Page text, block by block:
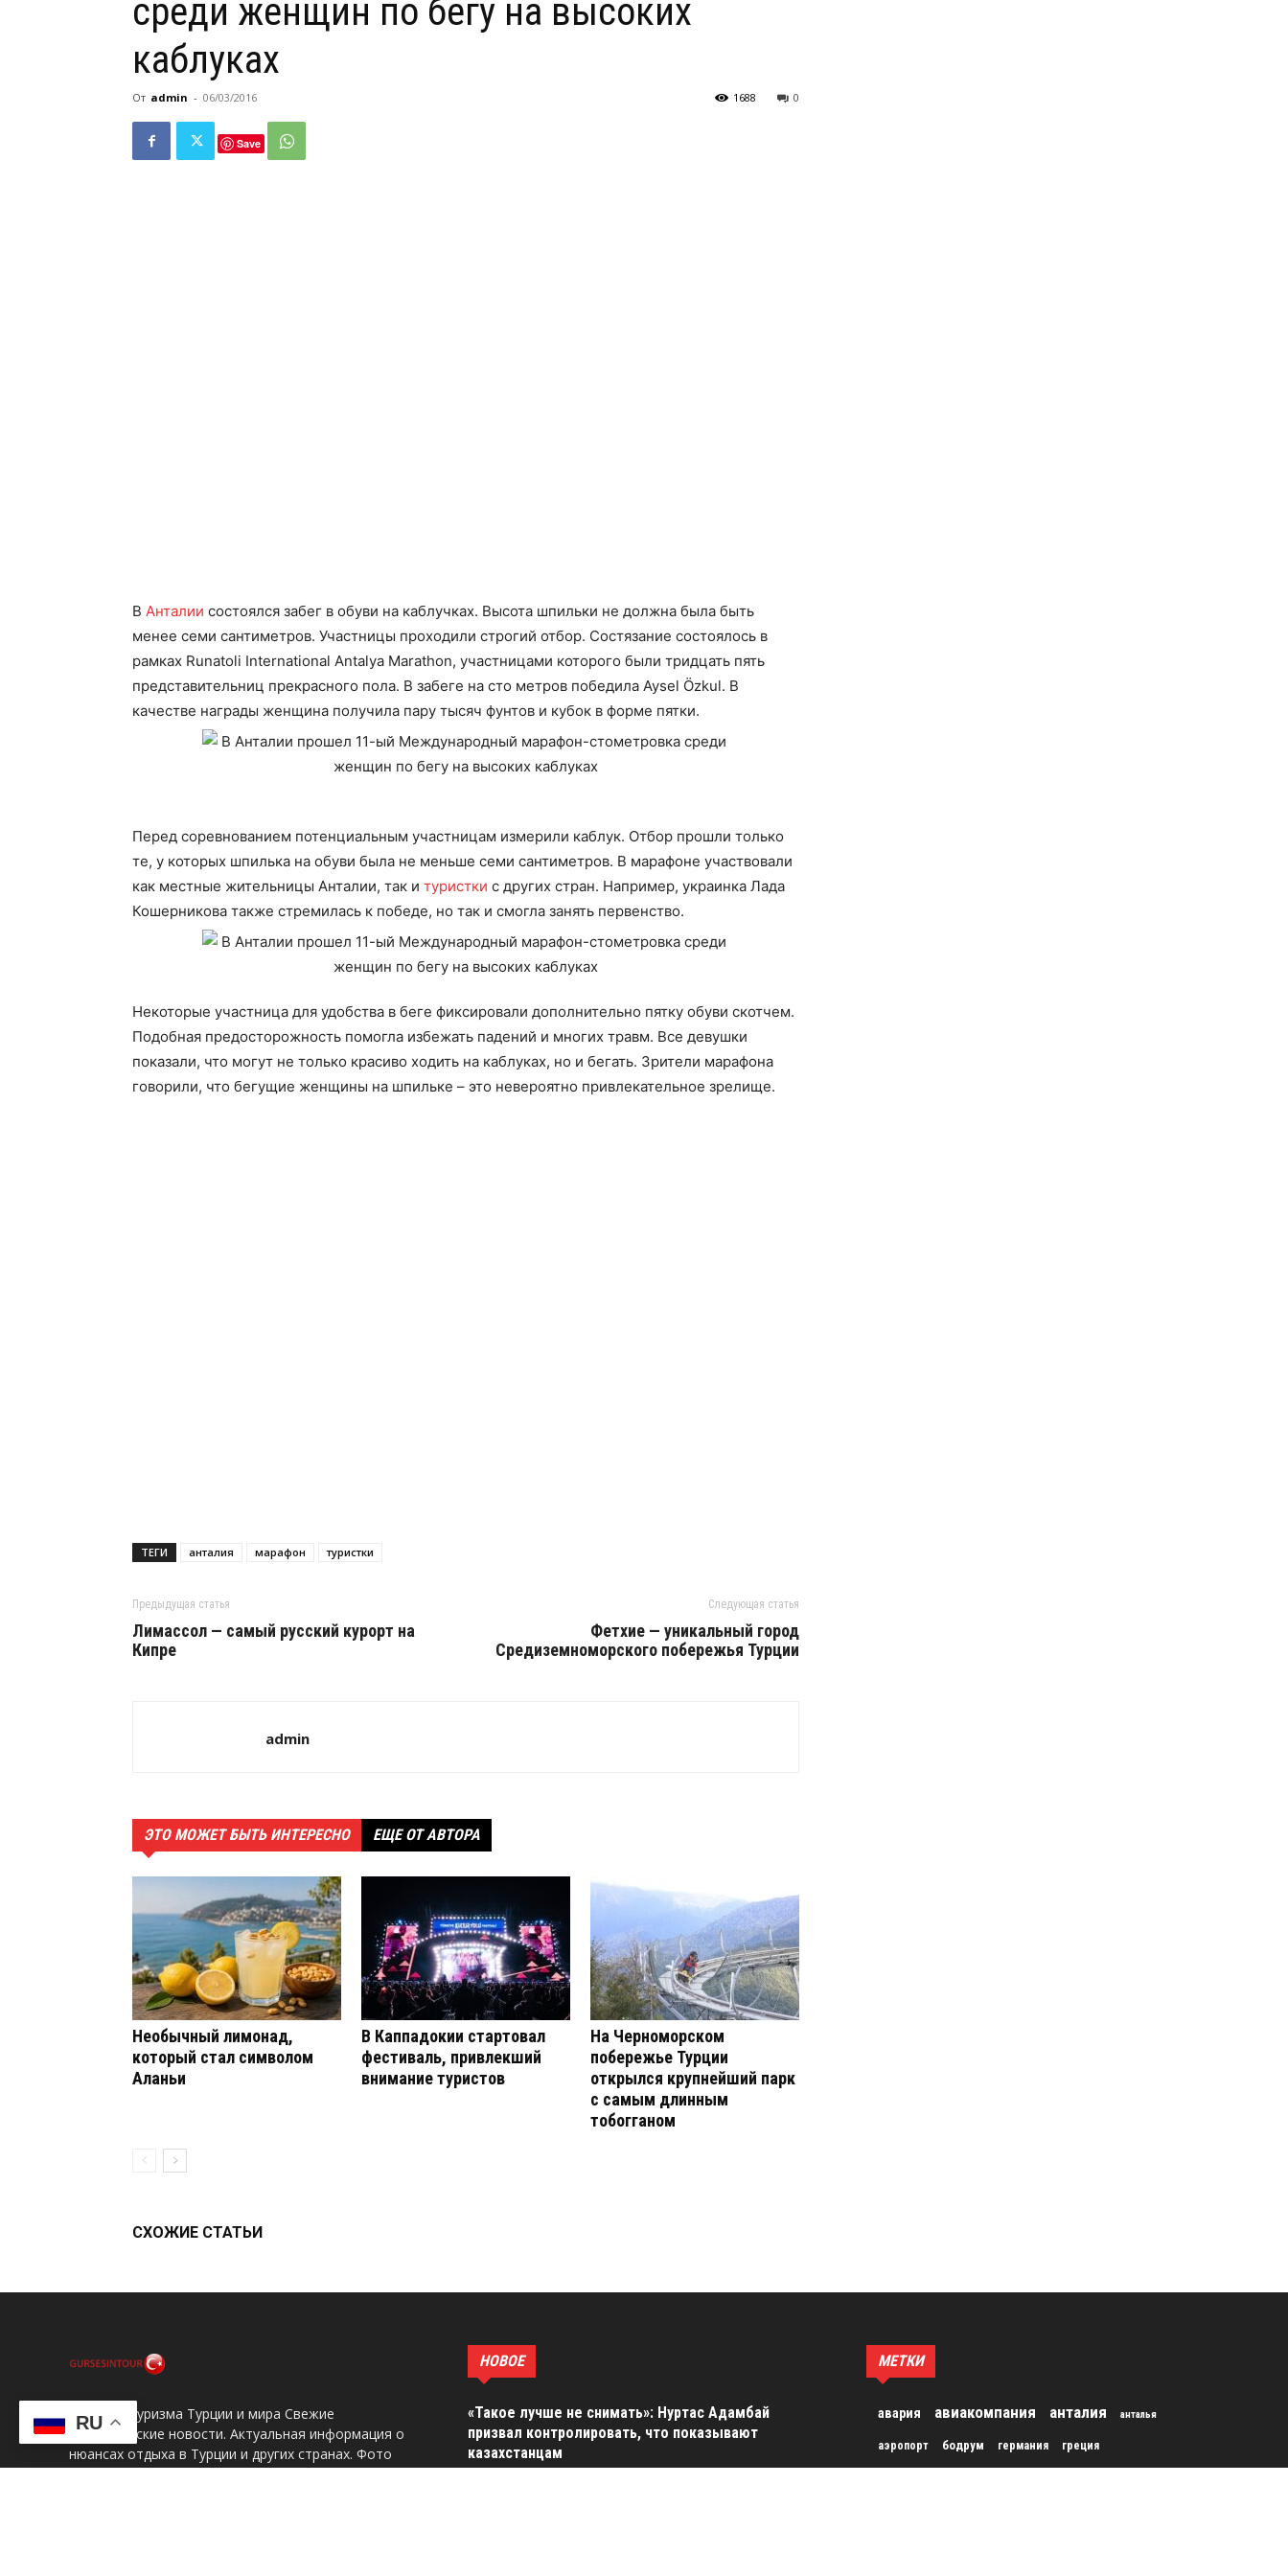
среди женщин по бегу на высоких
каблуках
От admin - 06/03/2016 0
1688
Save
В Анталии состоялся забег в обуви на каблучках. Высота шпильки не должна была быть
менее семи сантиметров. Участницы проходили строгий отбор. Состязание состоялось в
рамках Runatoli International Antalya Marathon, участницами которого были тридцать пять
представительниц прекрасного пола. В забеге на сто метров победила Aysel Özkul. В
качестве награды женщина получила пару тысяч фунтов и кубок в форме пятки.
Перед соревнованием потенциальным участницам измерили каблук. Отбор прошли только
те, у которых шпилька на обуви была не меньше семи сантиметров. В марафоне участвовали
как местные жительницы Анталии, так и туристки с других стран. Например, украинка Лада
Кошерникова также стремилась к победе, но так и смогла занять первенство.
Некоторые участница для удобства в беге фиксировали дополнительно пятку обуви скотчем.
Подобная предосторожность помогла избежать падений и многих травм. Все девушки
показали, что могут не только красиво ходить на каблуках, но и бегать. Зрители марафона
говорили, что бегущие женщины на шпильке – это невероятно привлекательное зрелище.
ТЕГИ анталия марафон туристки
Предыдущая статья
Лимассол — самый русский курорт на
Кипре
Следующая статья
Фетхие — уникальный город
Средиземноморского побережья Турции
admin
ЭТО МОЖЕТ БЫТЬ ИНТЕРЕСНО ЕЩЕ ОТ АВТОРА
Необычный лимонад,
который стал символом
Аланьи
В Каппадокии стартовал
фестиваль, привлекший
внимание туристов
На Черноморском
побережье Турции
открылся крупнейший парк
с самым длинным
тобогганом
СХОЖИЕ СТАТЬИ
Новости туризма Турции и мира Свежие
туристические новости. Актуальная информация о
нюансах отдыха в Турции и других странах. Фото
отелей и достопримечательностей, отзывы
НОВОЕ
«Такое лучше не снимать»: Нуртас Адамбай
призвал контролировать, что показывают
казахстанцам
МЕТКИ
авария авиакомпания анталия анталья
аэропорт бодрум германия греция
RU